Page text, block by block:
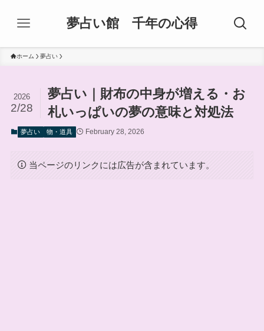
夢占い館 千年の心得
ホーム 夢占い
夢占い｜財布の中身が増える・お
札いっぱいの夢の意味と対処法
2026
2/28
夢占い 物・道具 February 28, 2026
当ページのリンクには広告が含まれています。